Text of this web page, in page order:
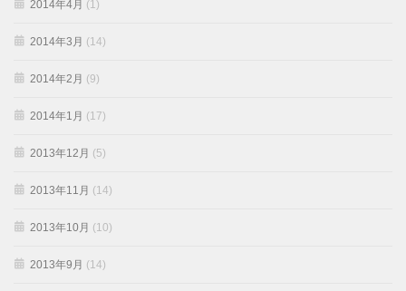
2014年4月 (1)
2014年3月 (14)
2014年2月 (9)
2014年1月 (17)
2013年12月 (5)
2013年11月 (14)
2013年10月 (10)
2013年9月 (14)